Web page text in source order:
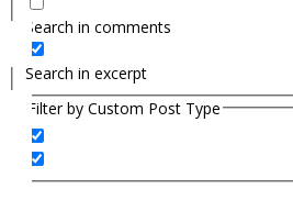
Search in comments
Search in excerpt
Filter by Custom Post Type